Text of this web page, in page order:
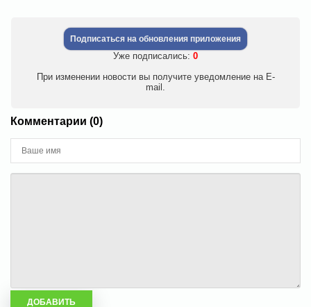
Подписаться на обновления приложения
Уже подписались: 0
При изменении новости вы получите уведомление на E-
mail.
Комментарии (0)